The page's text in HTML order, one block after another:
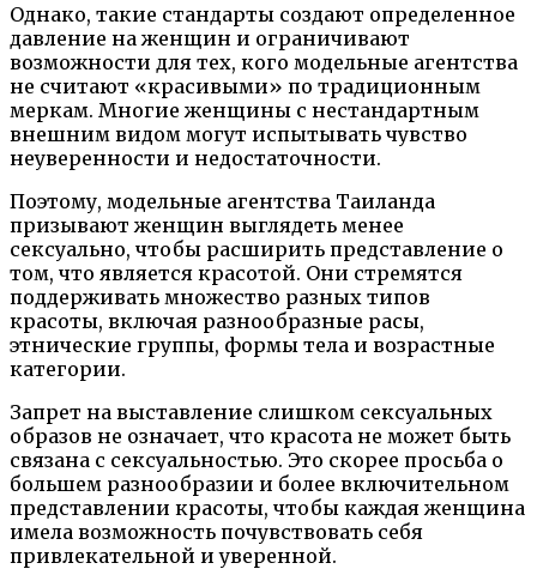
Однако, такие стандарты создают определенное
давление на женщин и ограничивают
возможности для тех, кого модельные агентства
не считают «красивыми» по традиционным
меркам. Многие женщины с нестандартным
внешним видом могут испытывать чувство
неуверенности и недостаточности.
Поэтому, модельные агентства Таиланда
призывают женщин выглядеть менее
сексуально, чтобы расширить представление о
том, что является красотой. Они стремятся
поддерживать множество разных типов
красоты, включая разнообразные расы,
этнические группы, формы тела и возрастные
категории.
Запрет на выставление слишком сексуальных
образов не означает, что красота не может быть
связана с сексуальностью. Это скорее просьба о
большем разнообразии и более включительном
представлении красоты, чтобы каждая женщина
имела возможность почувствовать себя
привлекательной и уверенной.